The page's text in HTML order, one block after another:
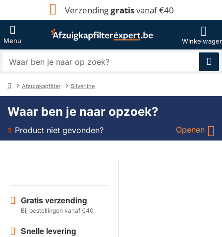
Verzendinggratisvanaf €40
Waar
zoek?
Afzuigkapfilter Silverline
Waar ben je naar opzoek?
Product niet gevonden? Openen
Model
Gratis verzending
Bij bestellingen vanaf €40
Snelle levering